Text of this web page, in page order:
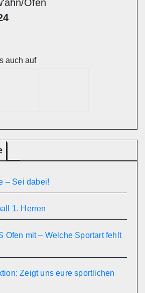
Ofen
auch auf
– Sei dabei!
1. Herren
Ofen mit – Welche Sportart fehlt
Zeigt uns eure sportlichen